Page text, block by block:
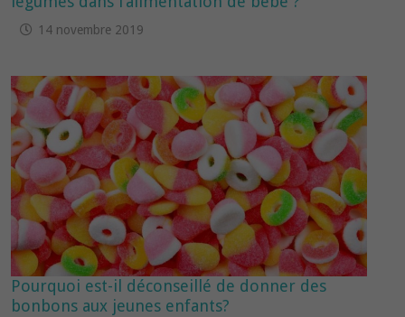
14 novembre 2019
Pourquoi est-il déconseillé de donner des
bonbons aux jeunes enfants?